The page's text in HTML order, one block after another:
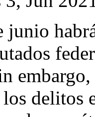
delitos